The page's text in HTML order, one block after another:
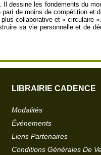
dessine les fondements du
de moins de compétition et
collaborative et « circulaire ».
sa vie personnelle et de
LIBRAIRIE CADENCE
Modalités
Événements
Liens Partenaires
Conditions Générales De